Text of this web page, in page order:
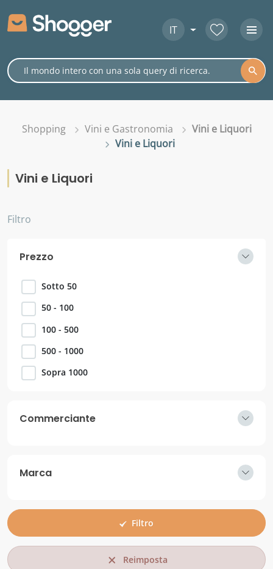
IT
Shopping Vini e Gastronomia
Vini e Liquori
Vini e Liquori
Vini e Liquori
Filtro
Prezzo
Sotto 50
50 - 100
100 - 500
500 - 1000
Sopra 1000
Commerciante
Marca
Filtro
Reimposta